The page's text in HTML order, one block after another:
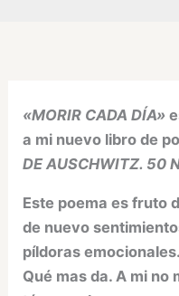
«MORIR CADA DÍA»
a mi nuevo libro de
DE AUSCHWITZ. 50
Este poema es fruto
de nuevo
píldoras
Qué mas da. A mi no